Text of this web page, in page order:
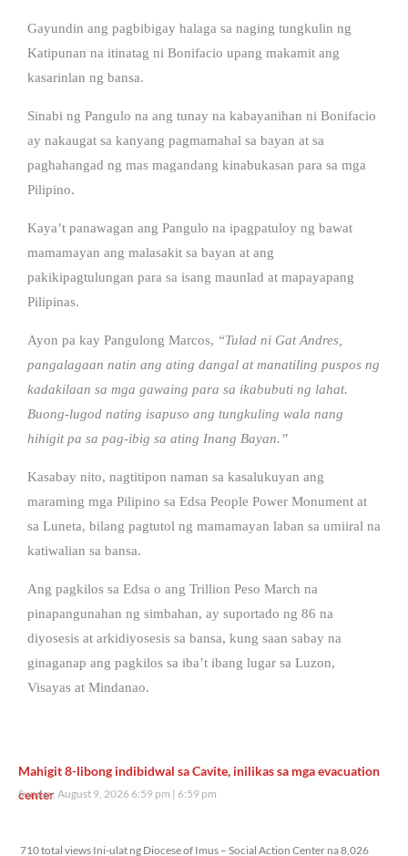
Gayundin ang pagbibigay halaga sa naging tungkulin ng
Katipunan na itinatag ni Bonifacio upang makamit ang
kasarinlan ng bansa.
Sinabi ng Pangulo na ang tunay na kabayanihan ni Bonifacio
ay nakaugat sa kanyang pagmamahal sa bayan at sa
paghahangad ng mas magandang kinabukasan para sa mga
Pilipino.
Kaya’t panawagan ang Pangulo na ipagpatuloy ng bawat
mamamayan ang malasakit sa bayan at ang
pakikipagtulungan para sa isang maunlad at mapayapang
Pilipinas.
Ayon pa kay Pangulong Marcos, “Tulad ni Gat Andres,
pangalagaan natin ang ating dangal at manatiling puspos ng
kadakilaan sa mga gawaing para sa ikabubuti ng lahat.
Buong-lugod nating isapuso ang tungkuling wala nang
hihigit pa sa pag-ibig sa ating Inang Bayan.”
Kasabay nito, nagtitipon naman sa kasalukuyan ang
maraming mga Pilipino sa Edsa People Power Monument at
sa Luneta, bilang pagtutol ng mamamayan laban sa umiiral na
katiwalian sa bansa.
Ang pagkilos sa Edsa o ang Trillion Peso March na
pinapangunahan ng simbahan, ay suportado ng 86 na
diyosesis at arkidiyosesis sa bansa, kung saan sabay na
ginaganap ang pagkilos sa iba’t ibang lugar sa Luzon,
Visayas at Mindanao.
Mahigit 8-libong indibidwal sa Cavite, inilikas sa mga evacuation
center
Sunday, August 9, 2026 6:59 pm 6:59 pm
710 total views Ini-ulat ng Diocese of Imus – Social Action Center na 8,026